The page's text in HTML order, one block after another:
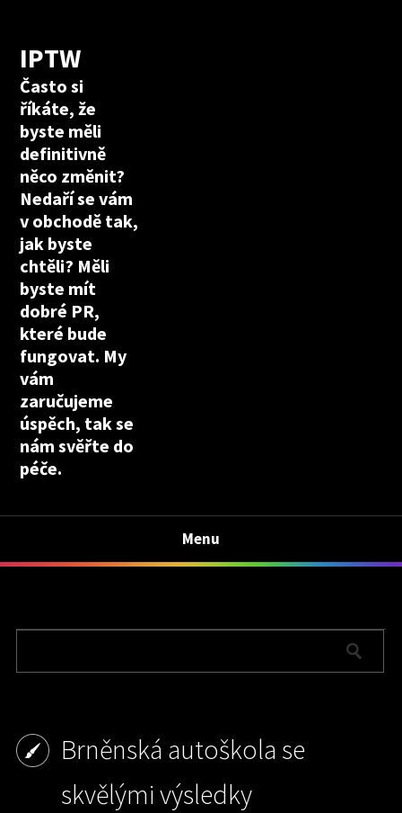
IPTW
Často si
říkáte, že
byste měli
definitivně
něco změnit?
Nedaří se vám
v obchodě tak,
jak byste
chtěli? Měli
byste mít
dobré PR,
které bude
fungovat. My
vám
zaručujeme
úspěch, tak se
nám svěřte do
péče.
Menu
Brněnská autoškola se
skvělými výsledky